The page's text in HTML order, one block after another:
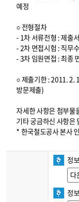
예정
○ 전형절차
- 1차 서류전형 : 제출
- 2차 면접시험 : 직무
- 3차 임원면접 : 최종
○ 제출기한 : 2011. 2.
방문제출)
자세한 사항은 첨부물
기타 궁금하신 사항은
* 한국철도공사 본사
정
다
정